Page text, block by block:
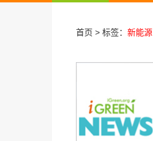
首页 > 标签： 新能源